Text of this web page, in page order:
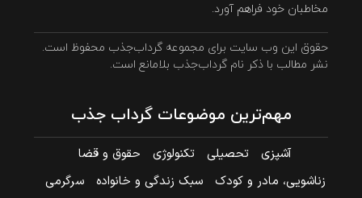
مخاطبان خود فراهم آورد.
حقوق این وب سایت برای مجموعه گرداب‌جذب محفوظ است.
نشر مطالب با ذکر نام گرداب‌جذب بلامانع است.
مهم‌ترین موضوعات گرداب جذب
آشپزی تحصیلی تکنولوژی
حقوق و قضا
زناشویی، مادر و کودک
سبک زندگی و خانواده
سرگرمی